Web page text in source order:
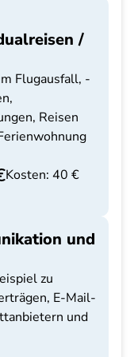
/
Flugausfall, -
Reisen
Kosten: 40 €
und
zu
E-Mail-
und